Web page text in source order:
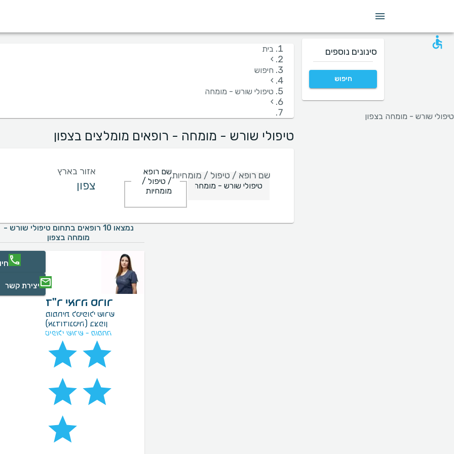
בית
›
חיפוש
›
טיפולי שורש - מומחה
›
טיפולי שורש - מומחה בצפון
טיפולי שורש - מומחה - רופאים מומלצים בצפון
שם רופא / טיפול / מומחיותשם רופא
/ טיפול /
מומחיות
אזור בארץ
נמצאו 10 רופאים בתחום טיפולי שורש -
מומחה בצפון
ד"ר יארה סרור
מומחית לטיפולי שורש
(אנדודונטיה) בצפון
טיפולי שורש - מומחה
יצירת קשר
סינונים נוספים
חיפוש